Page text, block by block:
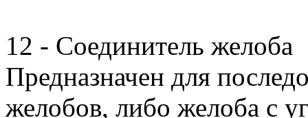
12 - Соединитель желоба
Предназначен для
желобов, либо желоба с